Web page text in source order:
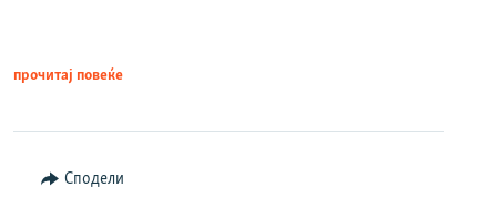
прочитај повеќе
Сподели